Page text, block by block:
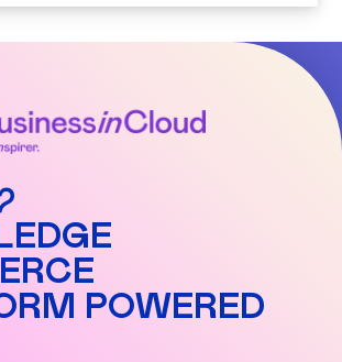
POWERED